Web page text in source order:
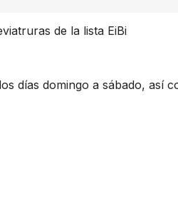
de la lista EiBi
días domingo a sábado, así